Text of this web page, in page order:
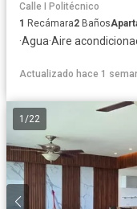
Calle I Politécnico
1 Recámara2 Baños
·Agua·Aire
Actualizado hace 1
1 /22